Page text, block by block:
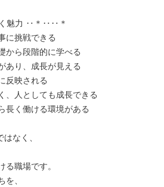
魅力 ‥＊‥‥＊
に挑戦できる
から段階的に学べる
あり、成長が見える
反映される
、人としても成長できる
長く働ける環境がある
なく、
る職場です。
を、